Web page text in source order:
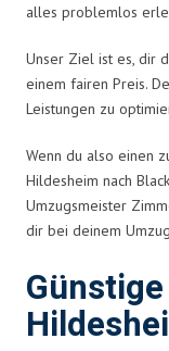
alles problemlos
Unser Ziel ist es, dir
einem fairen Preis.
Leistungen zu
Wenn du also einen
Hildesheim nach
Umzugsmeister
dir bei deinem